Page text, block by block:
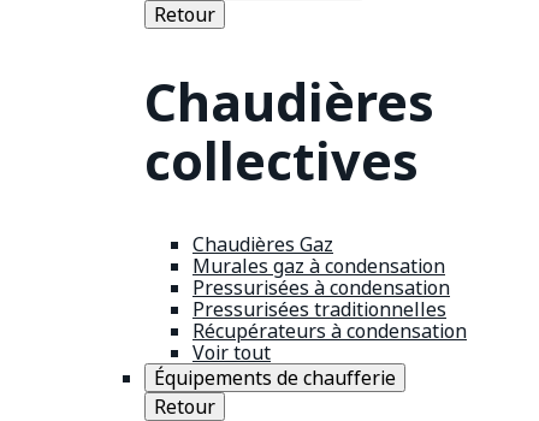
Retour
Chaudières
collectives
Chaudières Gaz
Murales gaz à condensation
Pressurisées à condensation
Pressurisées traditionnelles
Récupérateurs à condensation
Voir tout
Équipements de chaufferie
Retour